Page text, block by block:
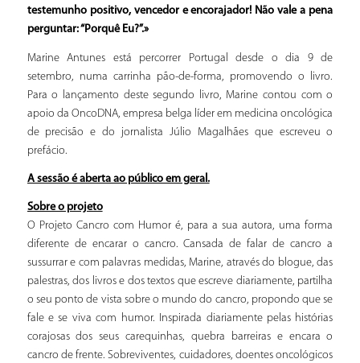
testemunho positivo, vencedor e encorajador! Não vale a pena
perguntar: “Porquê Eu?”.»
Marine Antunes está percorrer Portugal desde o dia 9 de
setembro, numa carrinha pão-de-forma, promovendo o livro.
Para o lançamento deste segundo livro, Marine contou com o
apoio da OncoDNA, empresa belga líder em medicina oncológica
de precisão e do jornalista Júlio Magalhães que escreveu o
prefácio.
A sessão é aberta ao público em geral.
Sobre o projeto
O Projeto Cancro com Humor é, para a sua autora, uma forma
diferente de encarar o cancro. Cansada de falar de cancro a
sussurrar e com palavras medidas, Marine, através do blogue, das
palestras, dos livros e dos textos que escreve diariamente, partilha
o seu ponto de vista sobre o mundo do cancro, propondo que se
fale e se viva com humor. Inspirada diariamente pelas histórias
corajosas dos seus carequinhas, quebra barreiras e encara o
cancro de frente. Sobreviventes, cuidadores, doentes oncológicos